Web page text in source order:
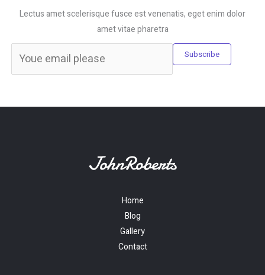
Lectus amet scelerisque fusce est venenatis, eget enim dolor
amet vitae pharetra
Subscribe
Home
Blog
Gallery
Contact